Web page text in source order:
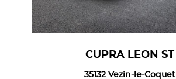
CUPRA LEON ST
35132 Vezin-le-Coquet